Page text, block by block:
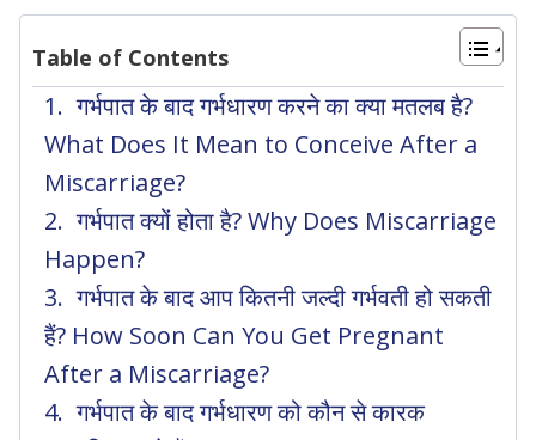
Table of Contents
गर्भपात के बाद गर्भधारण करने का क्या मतलब है?
What Does It Mean to Conceive After a
Miscarriage?
गर्भपात क्यों होता है? Why Does Miscarriage
Happen?
गर्भपात के बाद आप कितनी जल्दी गर्भवती हो सकती
हैं? How Soon Can You Get Pregnant
After a Miscarriage?
गर्भपात के बाद गर्भधारण को कौन से कारक